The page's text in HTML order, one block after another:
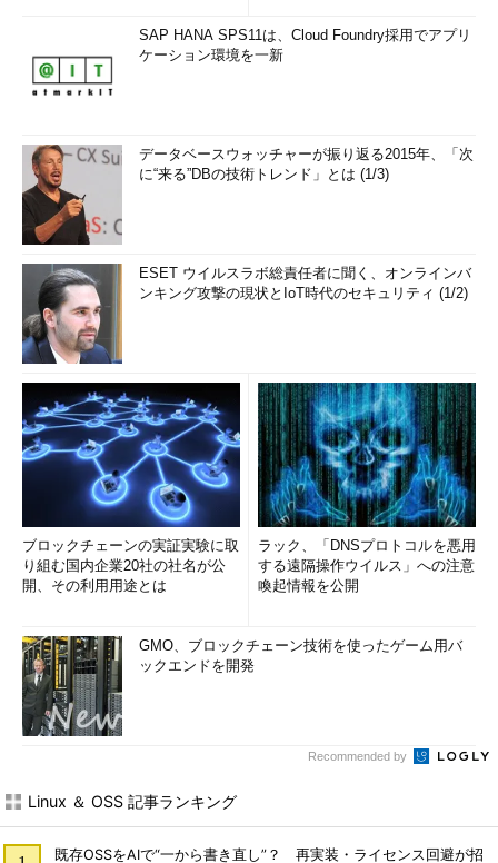
SAP HANA SPS11は、Cloud Foundry採用でアプリ
ケーション環境を一新
データベースウォッチャーが振り返る2015年、「次
に“来る”DBの技術トレンド」とは (1/3)
ESET ウイルスラボ総責任者に聞く、オンラインバ
ンキング攻撃の現状とIoT時代のセキュリティ (1/2)
ブロックチェーンの実証実験に取
り組む国内企業20社の社名が公
開、その利用用途とは
ラック、「DNSプロトコルを悪用
する遠隔操作ウイルス」への注意
喚起情報を公開
GMO、ブロックチェーン技術を使ったゲーム用バ
ックエンドを開発
Recommended by
Linux ＆ OSS 記事ランキング
既存OSSをAIで“一から書き直し”？ 再実装・ライセンス回避が招